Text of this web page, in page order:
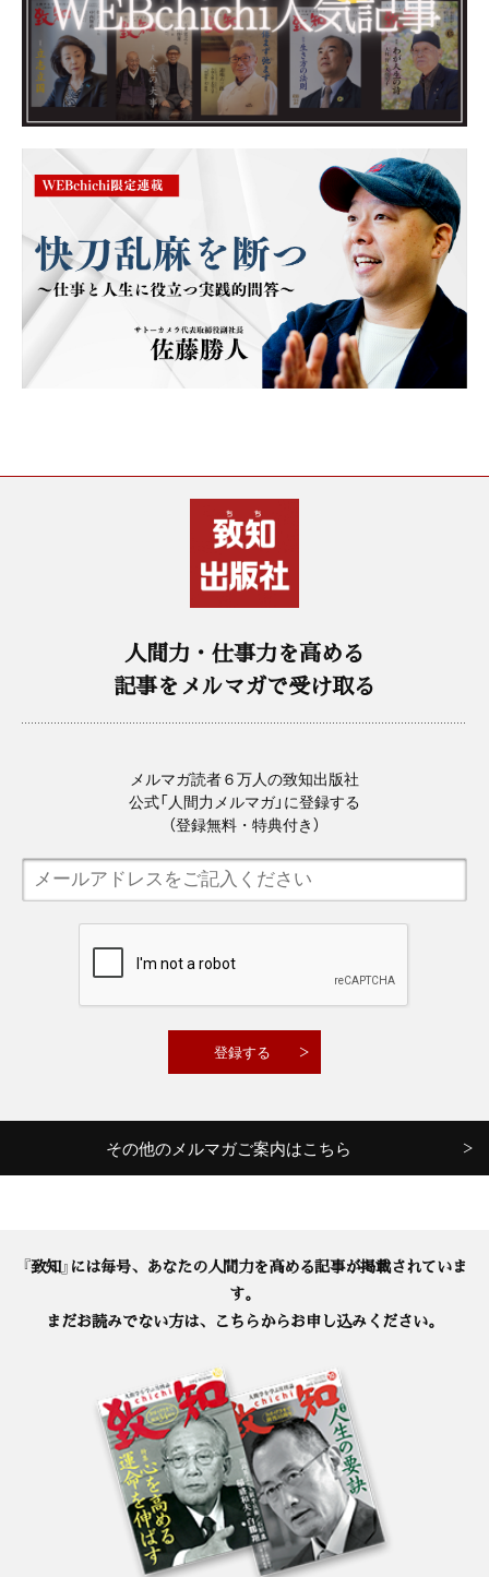
人間力・仕事力を高める
記事をメルマガで受け取る
メルマガ読者６万人の致知出版社
公式「人間力メルマガ」に登録する
（登録無料・特典付き）
その他のメルマガご案内はこちら
『致知』には毎号、あなたの人間力を高める記事が掲載されていま
す。
まだお読みでない方は、こちらからお申し込みください。